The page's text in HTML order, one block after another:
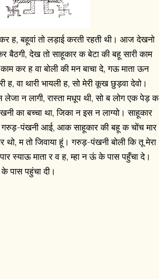
ह, बहूवां तो लड़ाई करती रहती थी। आज देखनो
देख तो साहूकार क बेटा की बहू सारी काम
कर ह वा बोली की मन बाचा दे, गऊ माता ऊन
ह, वा थारी भायली ह, सो मेरी कूख छुड़वा देवो।
न लागी, रास्ता मधूप थी, सो ब लोग एक पेड़ क
का बच्चा था, जिका न इस न लाग्यो। साहूकार
पंखनी आई, आक साहूकार की बहू क चोंच मार
थो, म तो जिवाया हूं। गरुड़-पंखनी बोली कि तू मेरा
स्याऊ माता र व ह, म्हा न ऊं के पास पहुँचा दे।
पास पहुंचा दी।